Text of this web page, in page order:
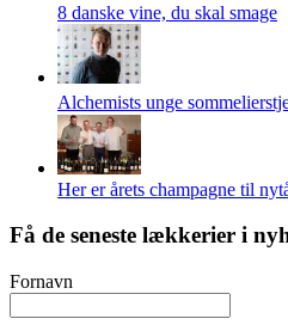
8 danske vine, du skal smage
Alchemists unge
Her er årets champagne til
Få de seneste lækkerier i
Fornavn